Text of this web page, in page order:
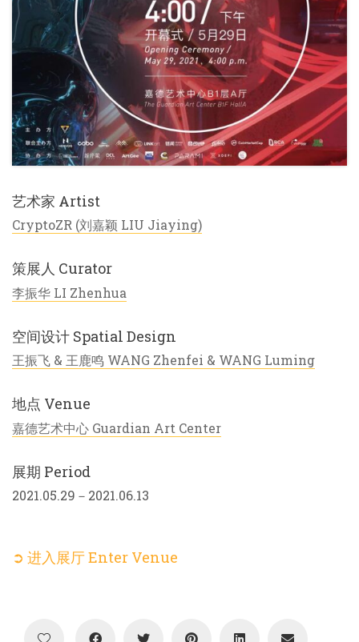
艺术家 Artist
CryptoZR (刘嘉颖 LIU Jiaying)
策展人 Curator
李振华 LI Zhenhua
空间设计 Spatial Design
王振飞 & 王鹿鸣 WANG Zhenfei & WANG Luming
地点 Venue
嘉德艺术中心 Guardian Art Center
展期 Period
2021.05.29－2021.06.13
➲ 进入展厅 Enter Venue